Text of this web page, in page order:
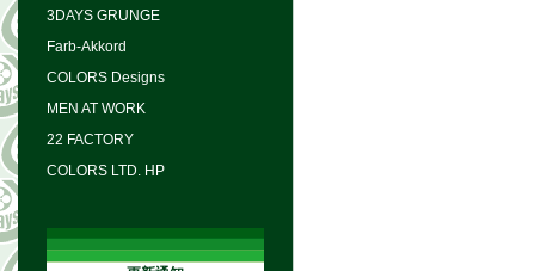
3DAYS GRUNGE
Farb-Akkord
COLORS Designs
MEN AT WORK
22 FACTORY
COLORS LTD. HP